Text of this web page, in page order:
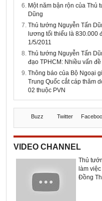
Một năm bận rộn của Thủ
Dũng
Thủ tướng Nguyễn Tấn
lương tối thiểu là 830.000
1/5/2011
Thủ tướng Nguyễn Tấn
đạo TPHCM: Nhiều vấn
Thông báo của Bộ Ngoại
Trung Quốc cắt cáp thăm
02 thuộc PVN
Buzz Twitter
VIDEO CHANNEL
Thủ
làm
Đồng